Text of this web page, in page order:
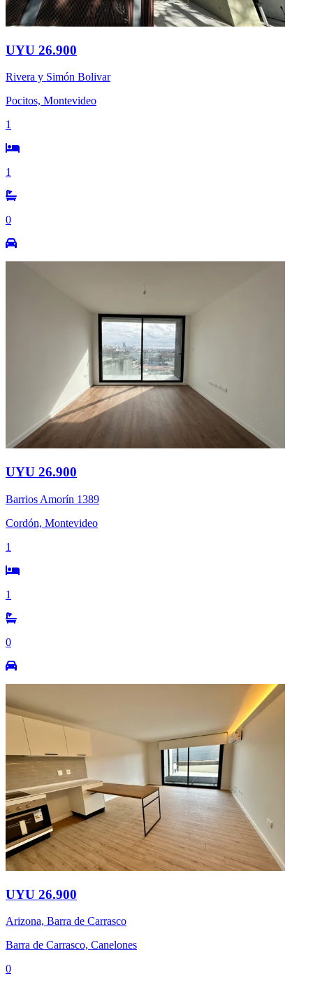
UYU 26.900
Rivera y Simón Bolivar
Pocitos, Montevideo
1
1
0
UYU 26.900
Barrios Amorín 1389
Cordón, Montevideo
1
1
0
UYU 26.900
Arizona, Barra de Carrasco
Barra de Carrasco, Canelones
0